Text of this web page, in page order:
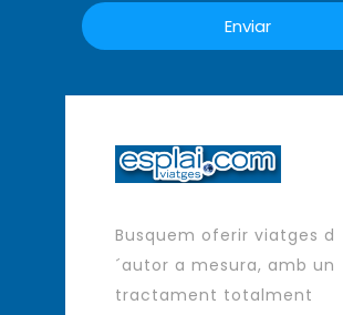
Busquem oferir viatges d
´autor a mesura, amb un
tractament totalment